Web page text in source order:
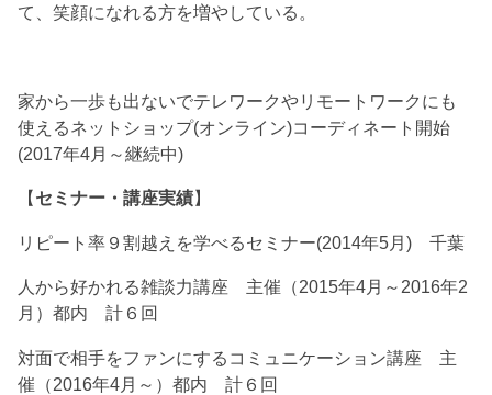
て、笑顔になれる方を増やしている。
家から一歩も出ないでテレワークやリモートワークにも
使えるネットショップ(オンライン)コーディネート開始
(2017年4月～継続中)
【セミナー・講座実績】
リピート率９割越えを学べるセミナー(2014年5月) 千葉
人から好かれる雑談力講座 主催（2015年4月～2016年2
月）都内 計６回
対面で相手をファンにするコミュニケーション講座 主
催（2016年4月～）都内 計６回